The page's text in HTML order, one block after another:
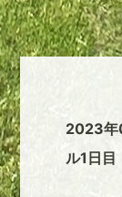
2023年
ル1日目